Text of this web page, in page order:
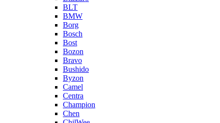
BLT
BMW
Borg
Bosch
Bost
Bozon
Bravo
Bushido
Byzon
Camel
Centra
Champion
Chen